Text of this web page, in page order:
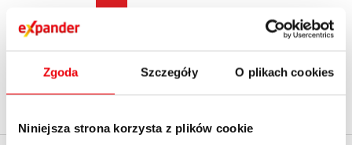
Zgoda Szczegóły O plikach cookies
Niniejsza strona korzysta z plików cookie
1